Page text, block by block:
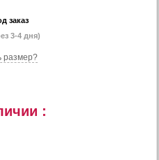
заказ
3-4 дня)
размер?
: